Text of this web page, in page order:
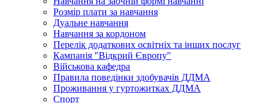
Розмір плати за навчання
Дуальне навчання
Навчання за кордоном
Перелік додаткових освітніх та інших послуг
Кампанія "Відкрий Європу"
Військова кафедра
Правила поведінки здобувачів ДДМА
Проживання у гуртожитках ДДМА
Спорт